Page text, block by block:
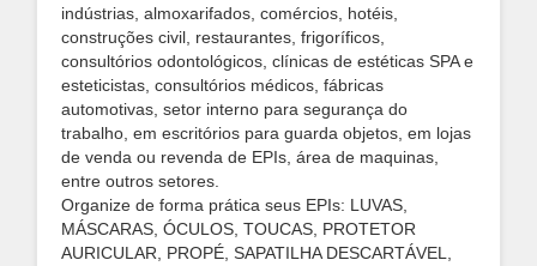
indústrias, almoxarifados, comércios, hotéis,
construções civil, restaurantes, frigoríficos,
consultórios odontológicos, clínicas de estéticas SPA e
esteticistas, consultórios médicos, fábricas
automotivas, setor interno para segurança do
trabalho, em escritórios para guarda objetos, em lojas
de venda ou revenda de EPIs, área de maquinas,
entre outros setores.
Organize de forma prática seus EPIs: LUVAS,
MÁSCARAS, ÓCULOS, TOUCAS, PROTETOR
AURICULAR, PROPÉ, SAPATILHA DESCARTÁVEL,